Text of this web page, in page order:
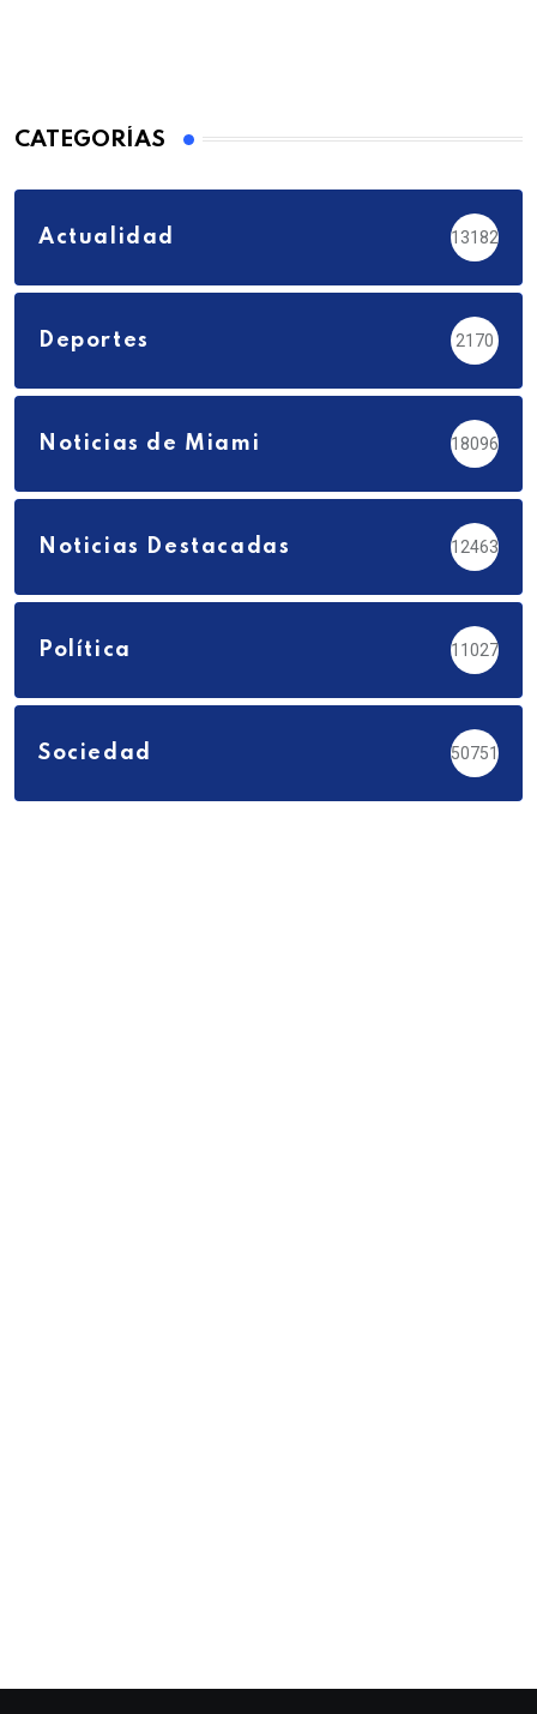
CATEGORÍAS
Actualidad 13182
Deportes 2170
Noticias de Miami 18096
Noticias Destacadas 12463
Política 11027
Sociedad 50751